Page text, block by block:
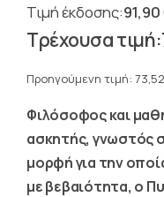
91,90
Original
price
91,90 €.
τρέχουσα
είναι:
73,52 €.
Προηγούμενη τιμή: 73,52
Φιλόσοφος και
ασκητής, γνωστός
μορφή για την
με βεβαιότητα, ο